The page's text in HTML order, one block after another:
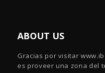
ABOUT US
Gracias por visitar
es proveer una zona del